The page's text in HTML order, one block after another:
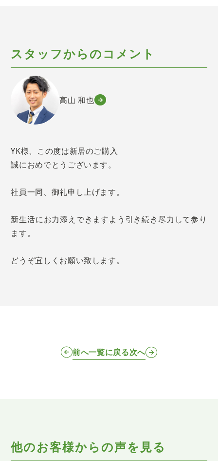
スタッフからのコメント
高山 和也
YK様、この度は新居のご購入
誠におめでとうございます。
社員一同、御礼申し上げます。
新生活にお力添えできますよう引き続き尽力して参り
ます。
どうぞ宜しくお願い致します。
前へ一覧に戻る次へ
他のお客様からの声を見る